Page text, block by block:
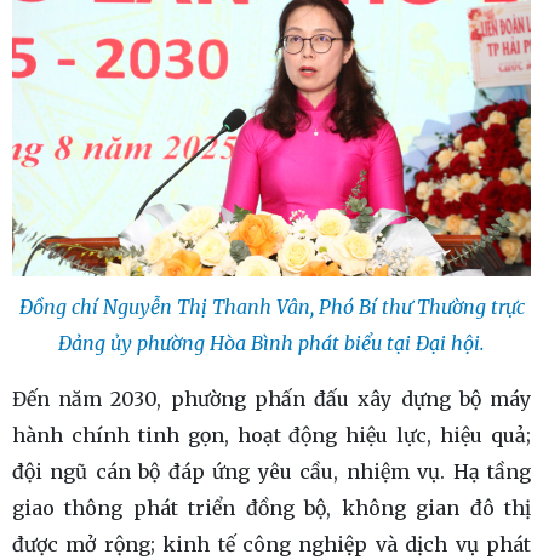
Đồng chí Nguyễn Thị Thanh Vân, Phó Bí thư Thường trực
Đảng ủy phường Hòa Bình phát biểu tại Đại hội.
Đến năm 2030, phường phấn đấu xây dựng bộ máy
hành chính tinh gọn, hoạt động hiệu lực, hiệu quả;
đội ngũ cán bộ đáp ứng yêu cầu, nhiệm vụ. Hạ tầng
giao thông phát triển đồng bộ, không gian đô thị
được mở rộng; kinh tế công nghiệp và dịch vụ phát